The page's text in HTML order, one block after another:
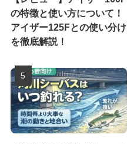
の特徴と使い方について！
アイザー125Fとの使い分け
を徹底解説！